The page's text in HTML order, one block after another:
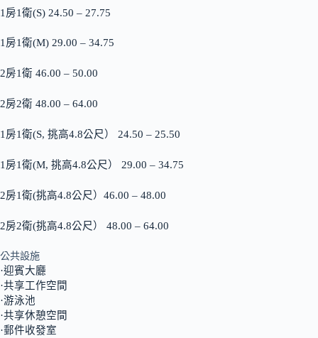
1房1衛(S) 24.50 – 27.75
1房1衛(M) 29.00 – 34.75
2房1衛 46.00 – 50.00
2房2衛 48.00 – 64.00
1房1衛(S, 挑高4.8公尺） 24.50 – 25.50
1房1衛(M, 挑高4.8公尺） 29.00 – 34.75
2房1衛(挑高4.8公尺）46.00 – 48.00
2房2衛(挑高4.8公尺） 48.00 – 64.00
公共設施
·迎賓大廳
·共享工作空間
·游泳池
·共享休憩空間
·郵件收發室